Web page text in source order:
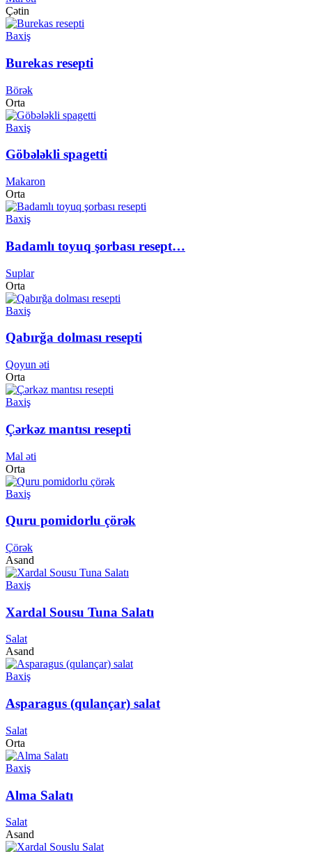
Çətin
Baxiş
Burekas resepti
Börək
Orta
Baxiş
Göbələkli spagetti
Makaron
Orta
Baxiş
Badamlı toyuq şorbası resept…
Suplar
Orta
Baxiş
Qabırğa dolması resepti
Qoyun əti
Orta
Baxiş
Çərkəz mantısı resepti
Mal əti
Orta
Baxiş
Quru pomidorlu çörək
Çörək
Asand
Baxiş
Xardal Sousu Tuna Salatı
Salat
Asand
Baxiş
Asparagus (qulançar) salat
Salat
Orta
Baxiş
Alma Salatı
Salat
Asand